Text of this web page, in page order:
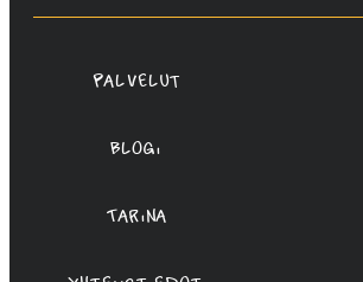
Oy
Palvelut
Blogi
Tarina